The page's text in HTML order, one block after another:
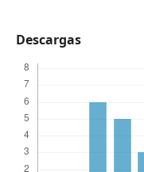
Descargas